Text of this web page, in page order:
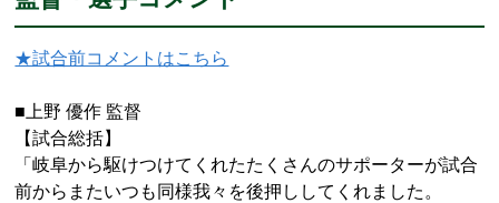
★試合前コメントはこちら
■上野 優作 監督
【試合総括】
「岐阜から駆けつけてくれたたくさんのサポーターが試合
前からまたいつも同様我々を後押ししてくれました。